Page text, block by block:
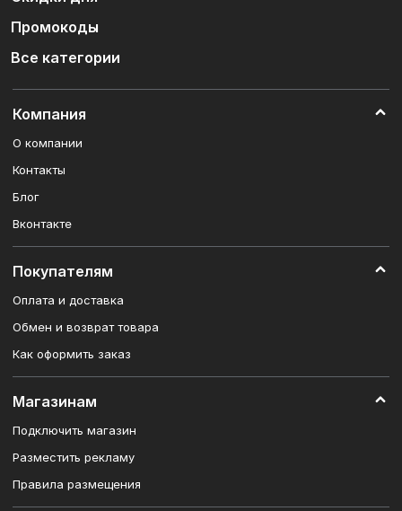
Промокоды
Все категории
Компания
О компании
Контакты
Блог
Вконтакте
Покупателям
Оплата и доставка
Обмен и возврат товара
Как оформить заказ
Магазинам
Подключить магазин
Разместить рекламу
Правила размещения